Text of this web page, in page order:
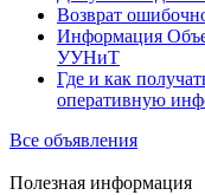
Возврат
Информация
УУНиТ
Где и как
оперативную
Все объявления
Полезная информация